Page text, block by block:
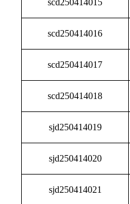
scd250414015
scd250414016
scd250414017
scd250414018
sjd250414019
sjd250414020
sjd250414021